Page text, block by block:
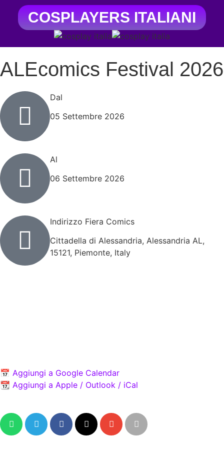
COSPLAYERS ITALIANI
ALEcomics Festival 2026
Dal
05 Settembre 2026
Al
06 Settembre 2026
Indirizzo Fiera Comics
Cittadella di Alessandria, Alessandria AL,
15121, Piemonte, Italy
📅 Aggiungi a Google Calendar
📆 Aggiungi a Apple / Outlook / iCal